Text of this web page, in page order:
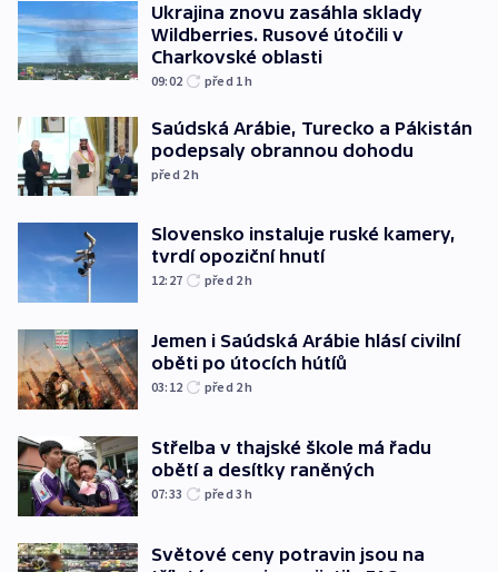
Ukrajina znovu zasáhla sklady
Wildberries. Rusové útočili v
Charkovské oblasti
09:02 před 1h
Saúdská Arábie, Turecko a Pákistán
podepsaly obrannou dohodu
před 2h
Slovensko instaluje ruské kamery,
tvrdí opoziční hnutí
12:27 před 2h
Jemen i Saúdská Arábie hlásí civilní
oběti po útocích hútíů
03:12 před 2h
Střelba v thajské škole má řadu
obětí a desítky raněných
07:33 před 3h
Světové ceny potravin jsou na